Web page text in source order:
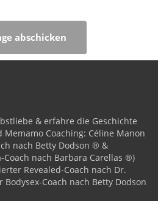
& erfahre die Geschichte
Coaching: Céline Manon
nach Betty Dodson ® &
nach Barbara Carellas ®)
Revealed-Coach nach Dr.
Coach nach Betty Dodson